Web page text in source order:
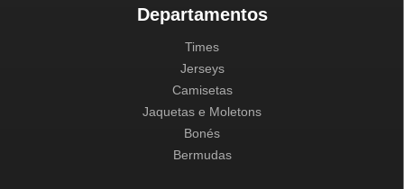
Departamentos
Times
Jerseys
Camisetas
Jaquetas e Moletons
Bonés
Bermudas